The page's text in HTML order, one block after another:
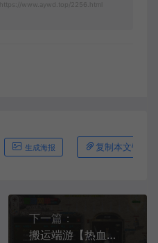
https://www.aywd.top/2256.html
生成海报 复制本文链接
下一篇：
搬运端游【热血传奇】传奇单机版复古1.76三职业GEE智能假人优化版巅峰假人第二季